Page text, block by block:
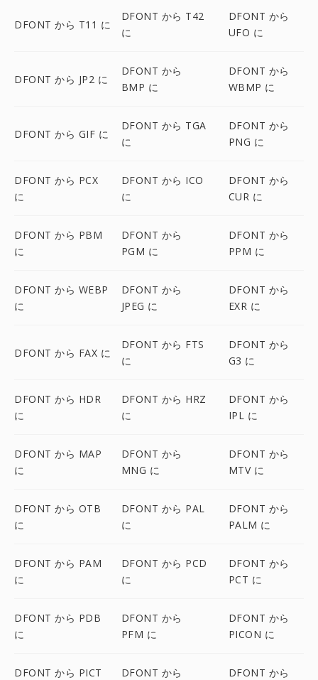
DFONT から T11 に
DFONT から T42
に
DFONT から
UFO に
DFONT から JP2 に
DFONT から
BMP に
DFONT から
WBMP に
DFONT から GIF に
DFONT から TGA
に
DFONT から
PNG に
DFONT から PCX
に
DFONT から ICO
に
DFONT から
CUR に
DFONT から PBM
に
DFONT から
PGM に
DFONT から
PPM に
DFONT から WEBP
に
DFONT から
JPEG に
DFONT から
EXR に
DFONT から FAX に
DFONT から FTS
に
DFONT から
G3 に
DFONT から HDR
に
DFONT から HRZ
に
DFONT から
IPL に
DFONT から MAP
に
DFONT から
MNG に
DFONT から
MTV に
DFONT から OTB
に
DFONT から PAL
に
DFONT から
PALM に
DFONT から PAM
に
DFONT から PCD
に
DFONT から
PCT に
DFONT から PDB
に
DFONT から
PFM に
DFONT から
PICON に
DFONT から PICT
DFONT から
DFONT から